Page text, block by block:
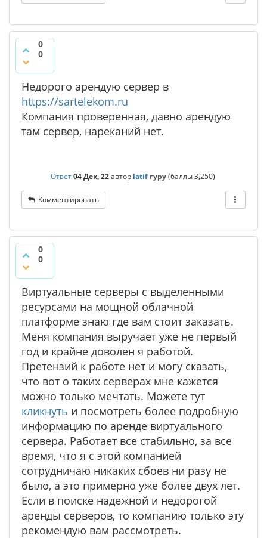
0
0
Недорого арендую сервер в
https://sartelekom.ru
Компания проверенная, давно арендую
там сервер, нареканий нет.
Ответ04 Дек, 22автор latif гуру(баллы3,250)
Комментировать
0
0
Виртуальные серверы с выделенными
ресурсами на мощной облачной
платформе знаю где вам стоит заказать.
Меня компания выручает уже не первый
год и крайне доволен я работой.
Претензий к работе нет и могу сказать,
что вот о таких серверах мне кажется
можно только мечтать. Можете тут
кликнуть и посмотреть более подробную
информацию по аренде виртуального
сервера. Работает все стабильно, за все
время, что я с этой компанией
сотрудничаю никаких сбоев ни разу не
было, а это примерно уже более двух лет.
Если в поиске надежной и недорогой
аренды серверов, то компанию только эту
рекомендую вам рассмотреть.